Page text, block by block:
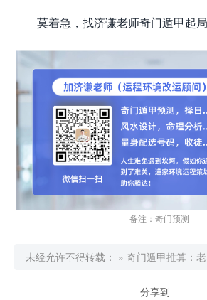
莫着急，找济谦老师奇门遁甲起
备注：奇门预测
未经允许不得转载： » 奇门遁甲推算：
分享到